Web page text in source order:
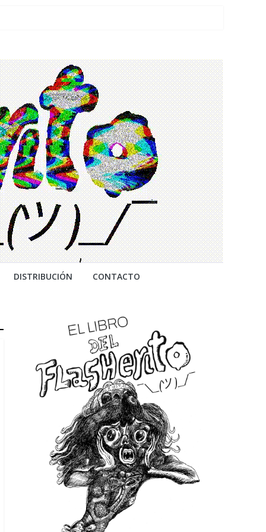
DISTRIBUCIÓN CONTACTO